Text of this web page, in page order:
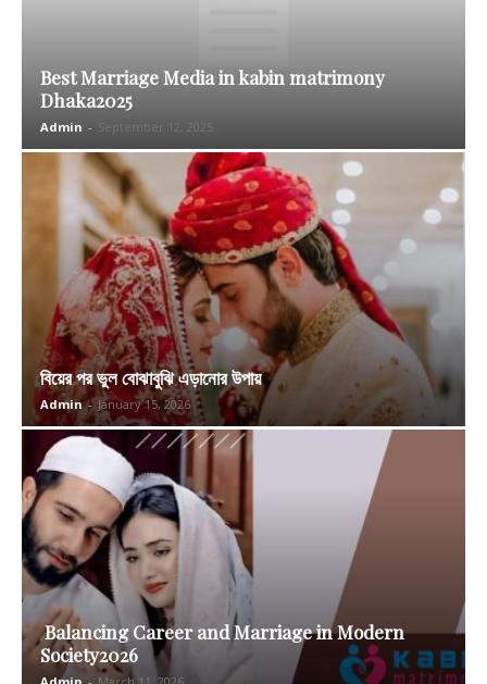
Best Marriage Media in kabin matrimony
Dhaka2025
Admin - September 12, 2025
বিয়ের পর ভুল বোঝাবুঝি এড়ানোর উপায়
Admin - January 15, 2026
Balancing Career and Marriage in Modern
Society2026